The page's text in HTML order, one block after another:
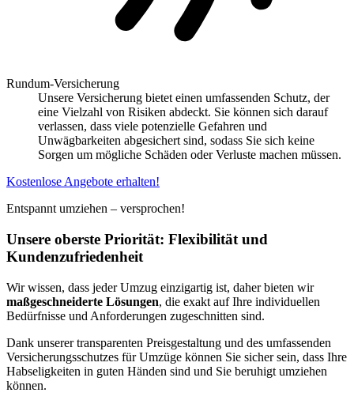
Rundum-Versicherung
Unsere Versicherung bietet einen umfassenden Schutz, der
eine Vielzahl von Risiken abdeckt. Sie können sich darauf
verlassen, dass viele potenzielle Gefahren und
Unwägbarkeiten abgesichert sind, sodass Sie sich keine
Sorgen um mögliche Schäden oder Verluste machen müssen.
Kostenlose Angebote erhalten!
Entspannt umziehen – versprochen!
Unsere oberste Priorität: Flexibilität und
Kundenzufriedenheit
Wir wissen, dass jeder Umzug einzigartig ist, daher bieten wir
maßgeschneiderte Lösungen, die exakt auf Ihre individuellen
Bedürfnisse und Anforderungen zugeschnitten sind.
Dank unserer transparenten Preisgestaltung und des umfassenden
Versicherungsschutzes für Umzüge können Sie sicher sein, dass Ihre
Habseligkeiten in guten Händen sind und Sie beruhigt umziehen
können.